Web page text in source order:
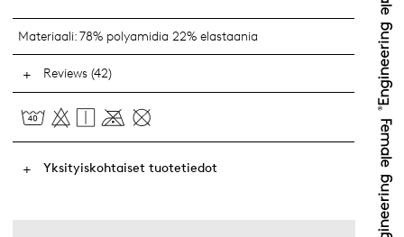
Materiaali:78% polyamidia 22% elastaania
Reviews (42)
Yksityiskohtaiset tuotetiedot